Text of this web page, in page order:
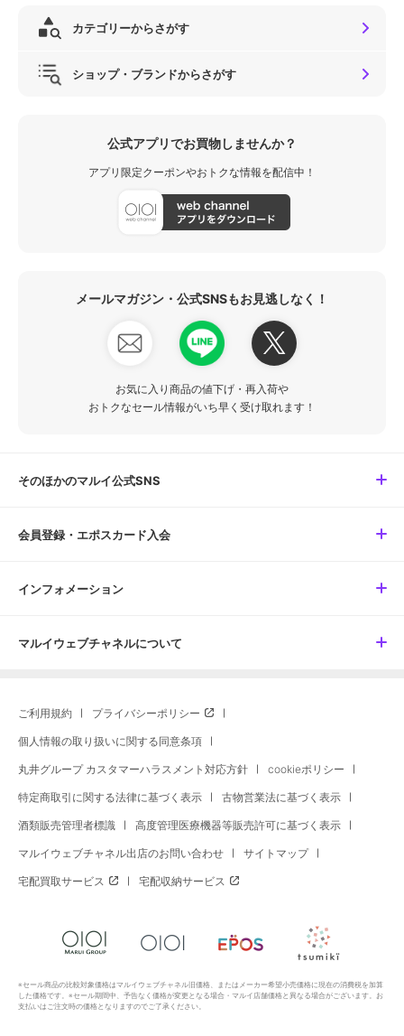
カテゴリーからさがす
ショップ・ブランドからさがす
公式アプリでお買物しませんか？
アプリ限定クーポンやおトクな情報を配信中！
メールマガジン・公式SNSもお見逃しなく！
お気に入り商品の値下げ・再入荷や
おトクなセール情報がいち早く受け取れます！
そのほかのマルイ公式SNS
会員登録・エポスカード入会
インフォメーション
マルイウェブチャネルについて
ご利用規約 プライバシーポリシー
個人情報の取り扱いに関する同意条項
丸井グループ カスタマーハラスメント対応方針 cookieポリシー
特定商取引に関する法律に基づく表示 古物営業法に基づく表示
酒類販売管理者標識 高度管理医療機器等販売許可に基づく表示
マルイウェブチャネル出店のお問い合わせ サイトマップ
宅配買取サービス 宅配収納サービス
※セール商品の比較対象価格はマルイウェブチャネル旧価格、またはメーカー希望小売価格に現在の消費税を加算
した価格です。※セール期間中、予告なく価格が変更となる場合・マルイ店舗価格と異なる場合がございます。お
支払いはご注文時の価格となりますのでご了承ください。